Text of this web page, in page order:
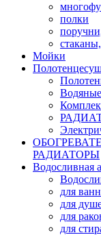
полки
Мойки
РАДИАТОРЫ
Водосливная
для
для
для
для